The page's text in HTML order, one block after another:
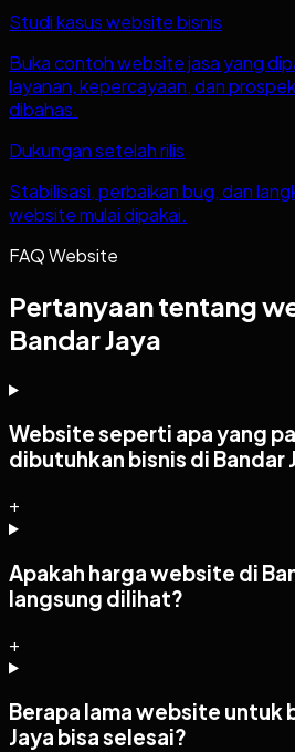
Studi kasus website bisnis
Buka contoh website jasa yang
layanan, kepercayaan, dan
dibahas.
Dukungan setelah rilis
Stabilisasi, perbaikan bug, dan
website mulai dipakai.
FAQ Website
Pertanyaan tentang
Bandar Jaya
Website seperti apa yang
dibutuhkan bisnis di Bandar
+
Apakah harga website di
langsung dilihat?
+
Berapa lama website untuk
Jaya bisa selesai?